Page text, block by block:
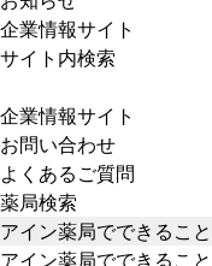
企業情報サイト
サイト内検索
企業情報サイト
お問い合わせ
よくあるご質問
薬局検索
アイン薬局でできること
アイン薬局でできるこ